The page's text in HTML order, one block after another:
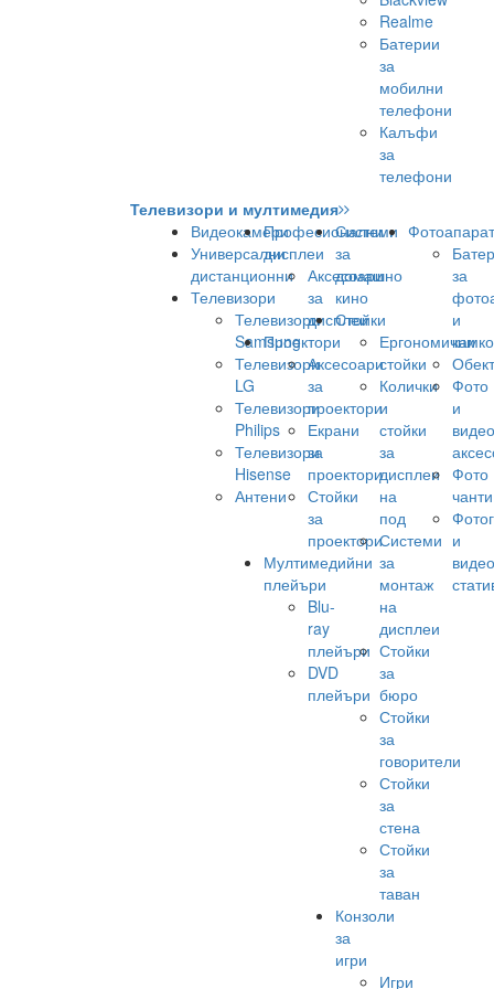
Realme
Батерии
за
мобилни
телефони
Калъфи
за
телефони
Телевизори и мултимедия
Видеокамери
Универсални
дистанционни
Телевизори
Телевизори
Samsung
Телевизори
LG
Телевизори
Philips
Телевизори
Hisense
Антени
Професионални
дисплеи
Аксесоари
за
дисплеи
Проектори
Аксесоари
за
проектори
Екрани
за
проектори
Стойки
за
проектори
Мултимедийни
плейъри
Blu-
ray
плейъри
DVD
плейъри
Системи
за
домашно
кино
Стойки
Ергономични
стойки
Колички
и
стойки
за
дисплеи
на
под
Системи
за
монтаж
на
дисплеи
Стойки
за
бюро
Стойки
за
говорители
Стойки
за
стена
Стойки
за
таван
Конзоли
за
игри
Игри
за
и
Фото
и
видео
Фото
чанти
и
видео